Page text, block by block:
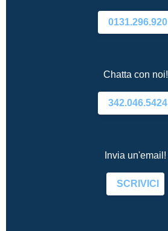
0131.296.920
Chatta con noi!
342.046.5424
Invia un'email!
SCRIVICI